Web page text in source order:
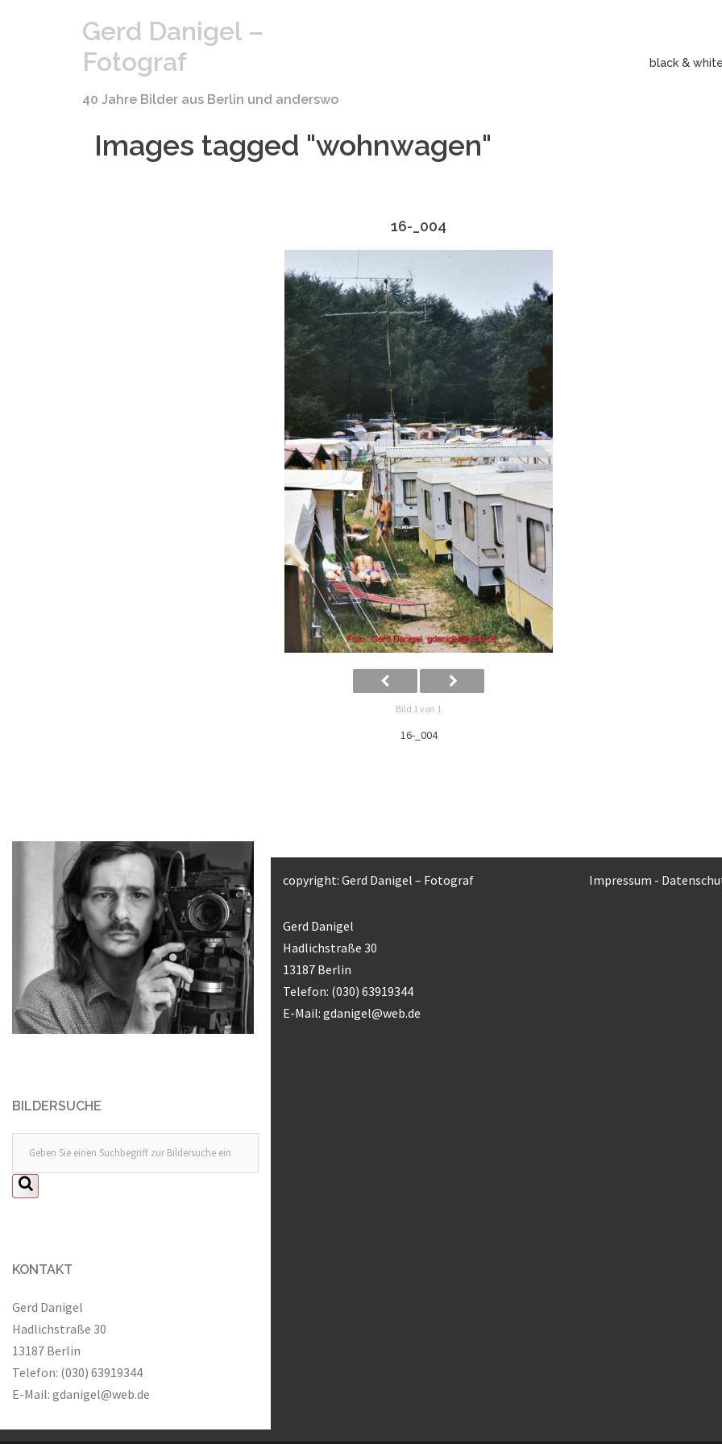
Gerd Danigel –
Fotograf
40 Jahre Bilder aus Berlin und anderswo
black &
Images tagged "wohnwagen"
16-_004
Bild 1 von 1
16-_004
BILDERSUCHE
KONTAKT
Gerd Danigel
Hadlichstraße 30
13187 Berlin
Telefon: (030) 63919344
E-Mail: gdanigel@web.de
copyright: Gerd Danigel – Fotograf Impressum -
Gerd Danigel
Hadlichstraße 30
13187 Berlin
Telefon: (030) 63919344
E-Mail: gdanigel@web.de